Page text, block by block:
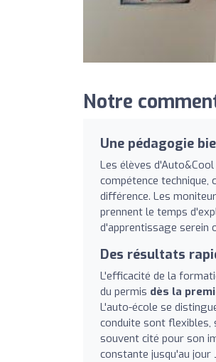
Notre
Une pédagogie
Les élèves
compétence technique,
différence. Les
prennent le temps
d'apprentissage serein
Des résultats
L'efficacité de la
du permis dès la
L'auto-école se
conduite sont flexibles,
souvent cité pour son
constante jusqu'au jour